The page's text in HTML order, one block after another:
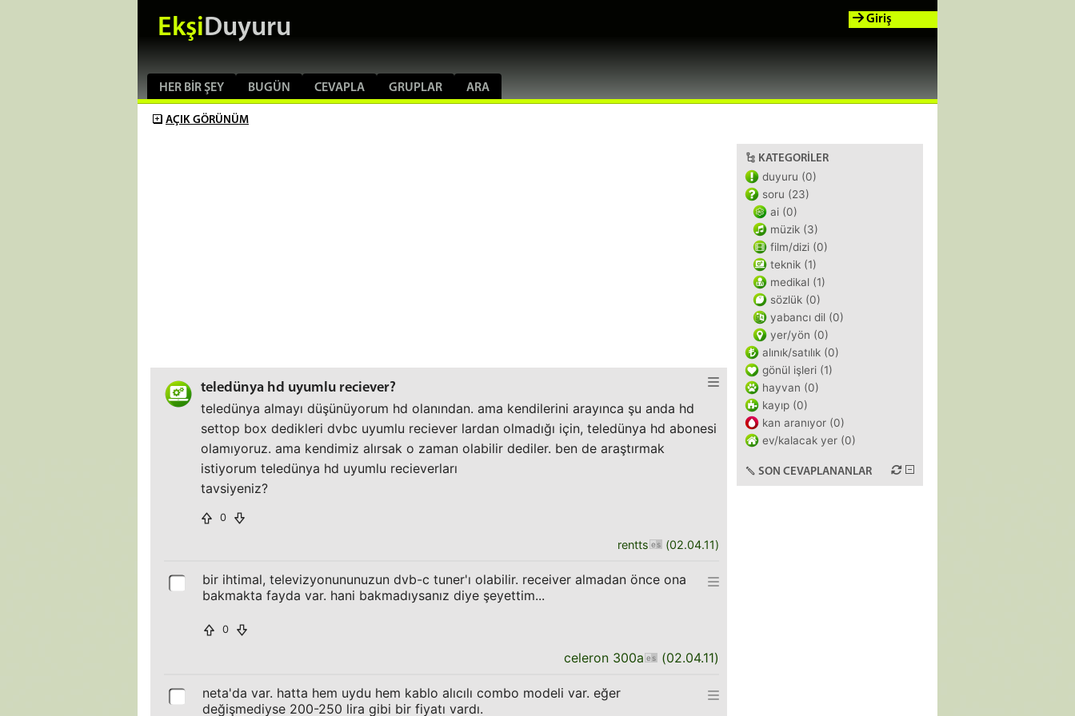
EkşiDuyuru
HER BIR ŞEY BUGÜN CEVAPLA GRUPLAR ARA
Giriş
AÇIK GÖRÜNÜM
teledünya hd uyumlu reciever?
teledünya almayı düşünüyorum hd olanından. ama kendilerini arayınca şu anda hd
settop box dedikleri dvbc uyumlu reciever lardan olmadığı için, teledünya hd abonesi
olamıyoruz. ama kendimiz alırsak o zaman olabilir dediler. ben de araştırmak
istiyorum teledünya hd uyumlu recieverları
tavsiyeniz?
0
rentts (02.04.11)
bir ihtimal, televizyonununuzun dvb-c tuner'ı olabilir. receiver almadan önce ona
bakmakta fayda var. hani bakmadıysanız diye şeyettim...
0
celeron 300a (02.04.11)
neta'da var. hatta hem uydu hem kablo alıcılı combo modeli var. eğer
değişmediyse 200-250 lira gibi bir fiyatı vardı.
KATEGORILER
duyuru (0)
soru (23)
ai (0)
müzik (3)
film/dizi (0)
teknik (1)
medikal (1)
sözlük (0)
yabancı dil (0)
yer/yön (0)
alınık/satılık (0)
gönül işleri (1)
hayvan (0)
kayıp (0)
kan aranıyor (0)
ev/kalacak yer (0)
SON CEVAPLANANLAR